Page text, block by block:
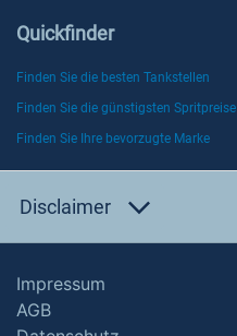
Quickfinder
Finden Sie die besten Tankstellen
Finden Sie die günstigsten Spritpreise
Finden Sie Ihre bevorzugte Marke
Disclaimer
Impressum
AGB